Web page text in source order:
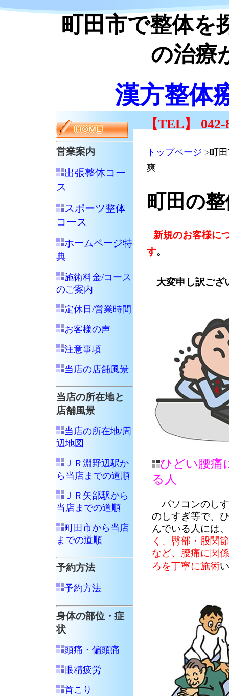
町田市で整体を
の治療
漢方整
営業案内
出張整体コー
ス
スポーツ整体
コース
ホームページ特
典
施術料金/コース
のご案内
定休日/営業時間
お客様の声
注意事項
当店の店舗風景
当店の所在地と
店舗風景
当店の所在地/周
辺地図
ＪＲ淵野辺駅か
ら当店までの道順
ＪＲ矢部駅から
当店までの道順
町田市から当店
までの道順
予約方法
予約方法
身体の部位・症
状
頭痛・偏頭痛
眼精疲労
首こり
【TEL】
トップページ >町
爽
町田の
新規のお客様に
す。
大変申し訳ござ
ひどい腰痛
る人
パソコンのし
のしすぎ等で、
んでいる人には、
く、臀部・股関
など、腰痛に関
ろを丁寧に施術